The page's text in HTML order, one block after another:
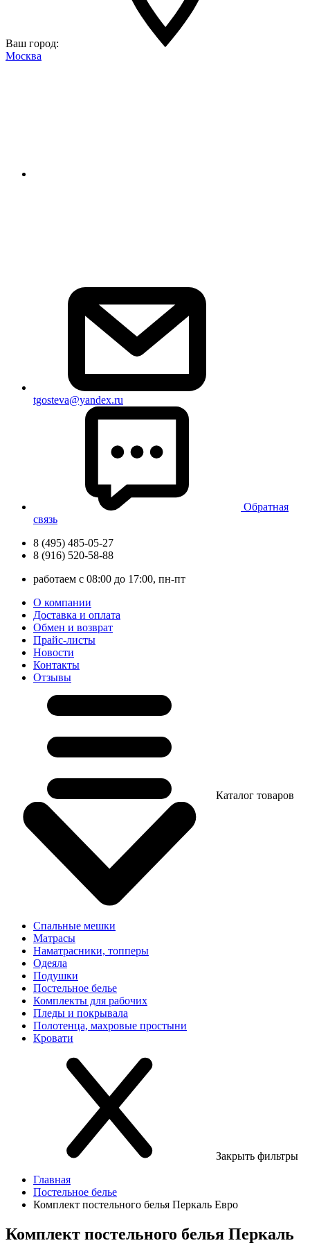
Ваш город:
Москва
tgosteva@yandex.ru
Обратная
связь
8 (495) 485-05-27
8 (916) 520-58-88
работаем с 08:00 до 17:00, пн-пт
О компании
Доставка и оплата
Обмен и возврат
Прайс-листы
Новости
Контакты
Отзывы
Каталог товаров
Спальные мешки
Матрасы
Наматрасники, топперы
Одеяла
Подушки
Постельное белье
Комплекты для рабочих
Пледы и покрывала
Полотенца, махровые простыни
Кровати
Закрыть фильтры
Главная
Постельное белье
Комплект постельного белья Перкаль Евро
Комплект постельного белья Перкаль